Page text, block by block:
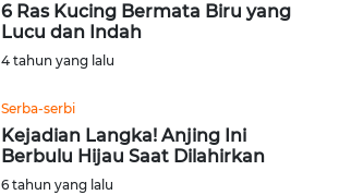
6 Ras Kucing Bermata Biru yang
Lucu dan Indah
4 tahun yang lalu
Serba-serbi
Kejadian Langka! Anjing Ini
Berbulu Hijau Saat Dilahirkan
6 tahun yang lalu